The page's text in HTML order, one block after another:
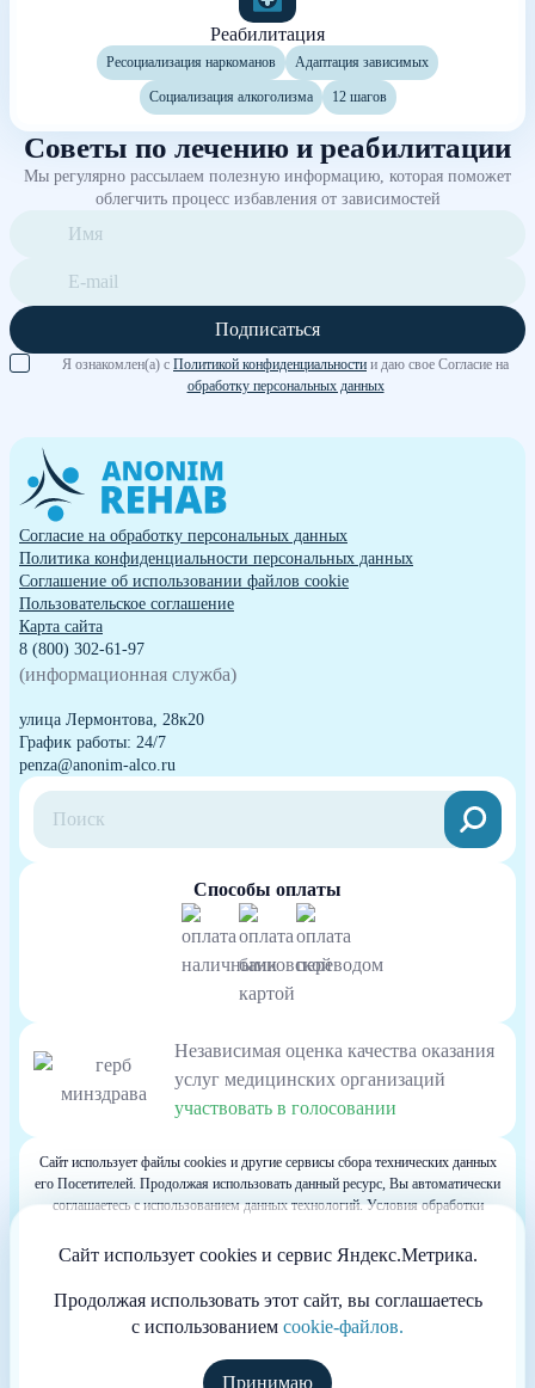
Реабилитация
Ресоциализация наркоманов Адаптация зависимых
Социализация алкоголизма 12 шагов
Советы по лечению и реабилитации
Мы регулярно рассылаем полезную информацию, которая поможет
облегчить процесс избавления от зависимостей
Подписаться
Я ознакомлен(а) с Политикой конфиденциальности и даю свое Согласие на
обработку персональных данных
Согласие на обработку персональных данных
Политика конфиденциальности персональных данных
Cоглашение об использовании файлов cookie
Пользовательское соглашение
Карта сайта
8 (800) 302-61-97
(информационная служба)
улица Лермонтова, 28к20
График работы: 24/7
penza@anonim-alco.ru
Способы оплаты
Независимая оценка качества оказания
услуг медицинских организаций
участвовать в голосовании
Сайт использует файлы cookies и другие сервисы сбора технических данных
его Посетителей. Продолжая использовать данный ресурс, Вы автоматически
соглашаетесь с использованием данных технологий. Условия обработки
согласны с подобными условиями, просим покинуть наш Сайт.
Весь контент, размещенный на информационном ресурсе, предназначен для
личного ознакомления и не является офертой
Информация сайта не может служить источником постановки диагноза и
назначения лечения.
является официальным сайтом клиники. Основная миссия сайта состоит в
Сайт использует cookies и сервис Яндекс.Метрика.
Продолжая использовать этот сайт, вы соглашаетесь
с использованием cookie-файлов.
Принимаю